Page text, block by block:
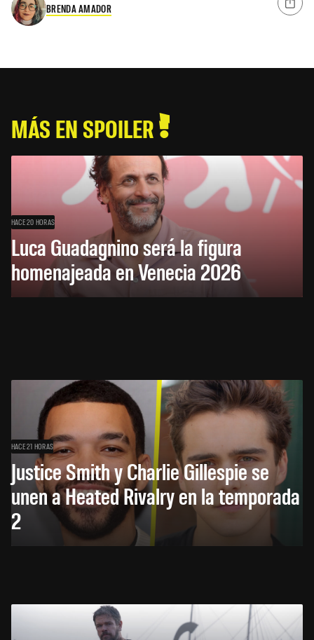
BRENDA AMADOR
MÁS EN SPOILER
HACE 20 HORAS
Luca Guadagnino será la figura
homenajeada en Venecia 2026
HACE 21 HORAS
Justice Smith y Charlie Gillespie se
unen a Heated Rivalry en la temporada
2